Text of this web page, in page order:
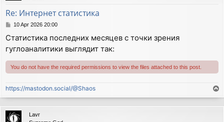
Re: Интернет статистика
P
s
t
10 Apr 2026 20:00
Статистика последних месяцев с точки зрения
гуглоаналитики выглядит так:
You do not have the required permissions to view the files attached to this post.
https://mastodon.social/@Shaos
o
p
Lavr